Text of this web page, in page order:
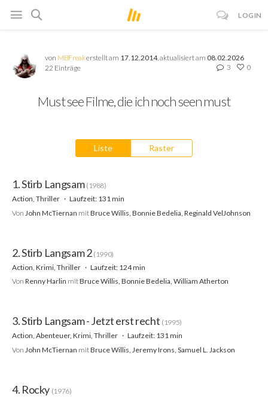
LOGIN
von MBFreakerstellt am 17.12.2014, aktualisiert am 08.02.2026
22 Einträge
3 0
Must see Filme, die ich noch seen must
Liste Raster
1. Stirb Langsam (1988)
Action, Thriller
Laufzeit: 131 min
Von John McTiernan mitBruce Willis, Bonnie Bedelia, Reginald VelJohnson
2. Stirb Langsam 2 (1990)
Action, Krimi, Thriller
Laufzeit: 124 min
Von Renny Harlin mitBruce Willis, Bonnie Bedelia, William Atherton
3. Stirb Langsam - Jetzt erst recht (1995)
Action, Abenteuer, Krimi, Thriller
Laufzeit: 131 min
Von John McTiernan mitBruce Willis, Jeremy Irons, Samuel L. Jackson
4. Rocky (1976)